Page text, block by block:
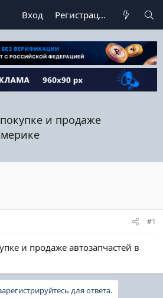
Вход Регистрация
и продаже
#1
и продаже автозапчастей в
для ответа.